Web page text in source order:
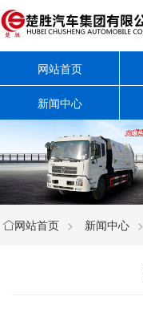
网站首页
新闻中心
网站首页 > 新闻中心 >